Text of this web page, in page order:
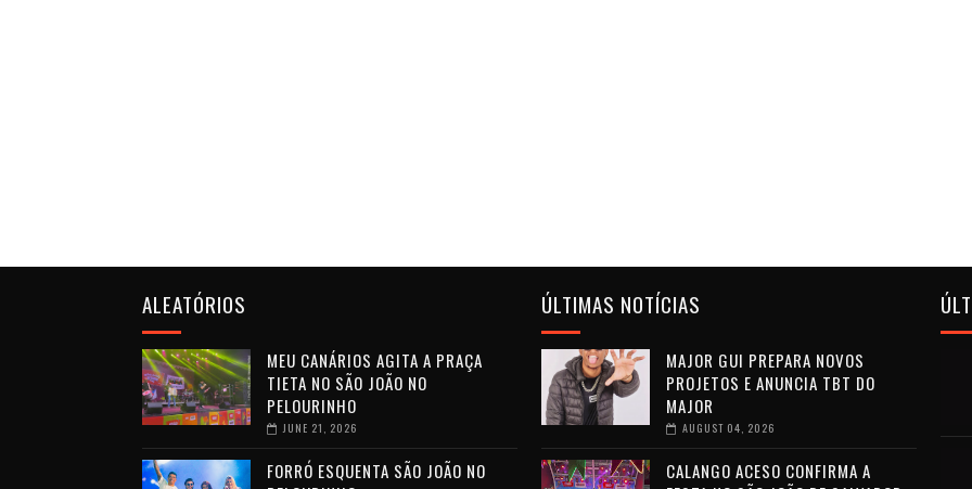
ALEATÓRIOS
MEU CANÁRIOS AGITA A PRAÇA
TIETA NO SÃO JOÃO NO
PELOURINHO
JUNE 21, 2026
FORRÓ ESQUENTA SÃO JOÃO NO
ÚLTIMAS NOTÍCIAS
MAJOR GUI PREPARA NOVOS
PROJETOS E ANUNCIA TBT DO
MAJOR
AUGUST 04, 2026
CALANGO ACESO CONFIRMA A